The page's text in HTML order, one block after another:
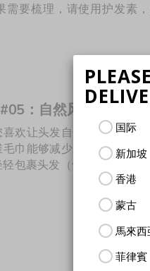
国际
新加坡
香港
蒙古
馬來西
菲律賓
欢让头发自然风干，请将
巾能够减少摩擦、保护毛
包裹头发（切勿用力揉搓
：自然风干时选用
要梳理，请使用护发素